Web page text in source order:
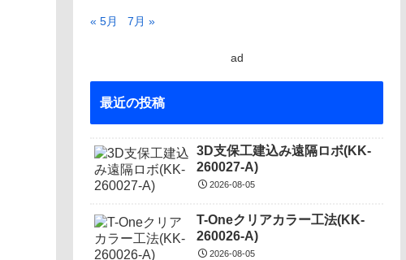
« 5月 7月 »
ad
最近の投稿
3D支保工建込み遠隔ロボ(KK-
260027-A)
2026-08-05
T-Oneクリアカラー工法(KK-
260026-A)
2026-08-05